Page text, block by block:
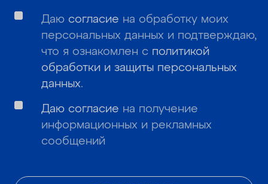
Даю согласие на обработку моих
персональных данных и подтверждаю,
что я ознакомлен с политикой
обработки и защиты персональных
данных.
Даю согласие на получение
информационных и рекламных
сообщений